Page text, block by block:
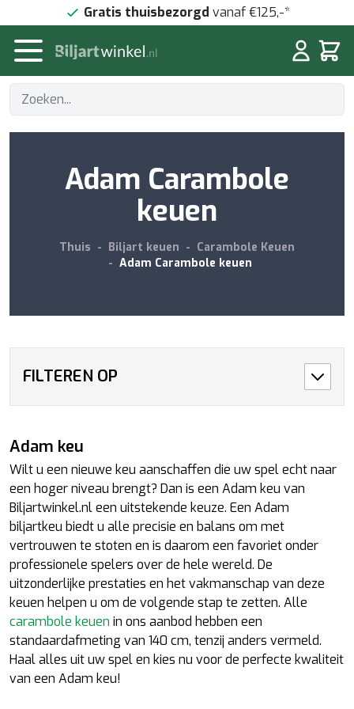
Doorgaan naar artikelGratis thuisbezorgd vanaf €125,-*
Adam Carambole
keuen
Thuis - Biljart keuen - Carambole Keuen
- Adam Carambole keuen
FILTEREN OP
Adam keu
Wilt u een nieuwe keu aanschaffen die uw spel echt naar
een hoger niveau brengt? Dan is een Adam keu van
Biljartwinkel.nl een uitstekende keuze. Een Adam
biljartkeu biedt u alle precisie en balans om met
vertrouwen te stoten en is daarom een favoriet onder
professionele spelers over de hele wereld. De
uitzonderlijke prestaties en het vakmanschap van deze
keuen helpen u om de volgende stap te zetten. Alle
carambole keuen in ons aanbod hebben een
standaardafmeting van 140 cm, tenzij anders vermeld.
Haal alles uit uw spel en kies nu voor de perfecte kwaliteit
van een Adam keu!